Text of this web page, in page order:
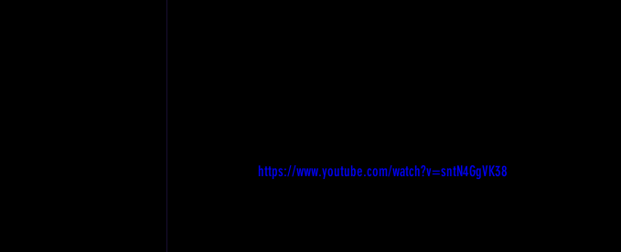
https://www.youtube.com/watch?v=sntN4GgVK38